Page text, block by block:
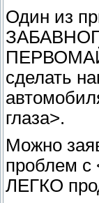
Один из
сделать
глаза>.
Можно
проблем
ЛЕГКО